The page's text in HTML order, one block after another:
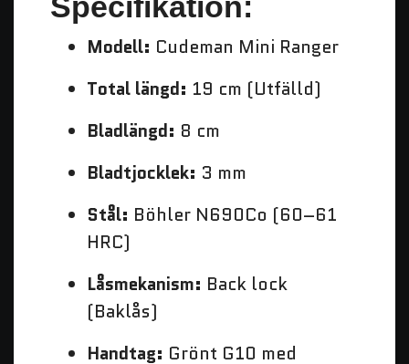
Specifikation:
Modell: Cudeman Mini Ranger
Total längd: 19 cm (Utfälld)
Bladlängd: 8 cm
Bladtjocklek: 3 mm
Stål: Böhler N690Co (60–61
HRC)
Låsmekanism: Back lock
(Baklås)
Handtag: Grönt G10 med